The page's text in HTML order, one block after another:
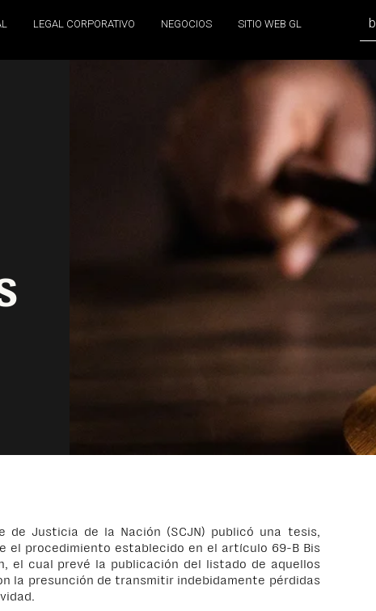
LEGAL CORPORATIVO NEGOCIOS SITIO WEB GL
de Justicia de la Nación (SCJN) publicó una tesis,
el procedimiento establecido en el artículo 69-B Bis
el cual prevé la publicación del listado de aquellos
la presunción de transmitir indebidamente pérdidas